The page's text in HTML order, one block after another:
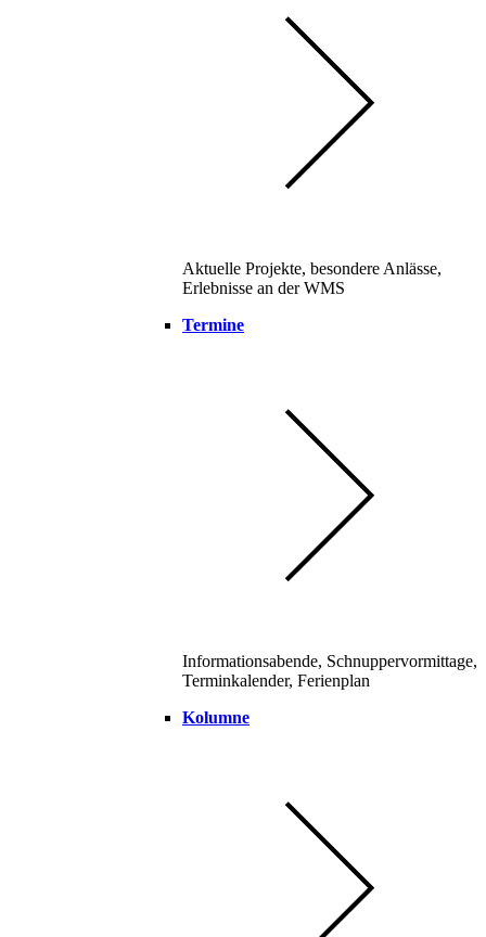
Aktuelle Projekte, besondere Anlässe,
Erlebnisse an der WMS
Termine
Informationsabende, Schnuppervormittage,
Terminkalender, Ferienplan
Kolumne